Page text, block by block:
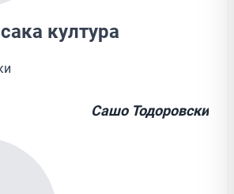
култура
Сашо Тодоровски